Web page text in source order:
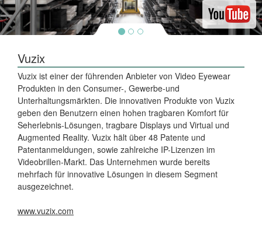
Vuzix
Vuzix ist einer der führenden Anbieter von Video Eyewear
Produkten in den Consumer-, Gewerbe-und
Unterhaltungsmärkten. Die innovativen Produkte von Vuzix
geben den Benutzern einen hohen tragbaren Komfort für
Seherlebnis-Lösungen, tragbare Displays und Virtual und
Augmented Reality. Vuzix hält über 48 Patente und
Patentanmeldungen, sowie zahlreiche IP-Lizenzen im
Videobrillen-Markt. Das Unternehmen wurde bereits
mehrfach für innovative Lösungen in diesem Segment
ausgezeichnet.
www.vuzix.com